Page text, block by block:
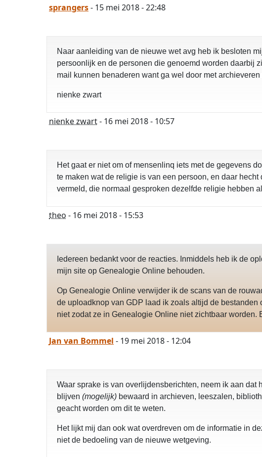
sprangers- 15 mei 2018 - 22:48
Naar aanleiding van de nieuwe wet avg heb ik besloten
persoonlijk en de personen die genoemd worden daarbij
mail kunnen benaderen want ga wel door met
nienke zwart
nienke zwart- 16 mei 2018 - 10:57
Het gaat er niet om of mensenlinq iets met de gegevens
te maken wat de religie is van een persoon, en daar
vermeld, die normaal gesproken dezelfde religie hebben
theo - 16 mei 2018 - 15:53
Iedereen bedankt voor de reacties. Inmiddels heb ik de
mijn site op Genealogie Online behouden.
Op Genealogie Online verwijder ik de scans van de
de uploadknop van GDP laad ik zoals altijd de
niet zodat ze in Genealogie Online niet zichtbaar
Jan van Bommel - 19 mei 2018 - 12:04
Waar sprake is van overlijdensberichten, neem ik aan dat
blijven (mogelijk) bewaard in archieven, leeszalen,
geacht worden om dit te weten.
Het lijkt mij dan ook wat overdreven om de informatie in
niet de bedoeling van de nieuwe wetgeving.